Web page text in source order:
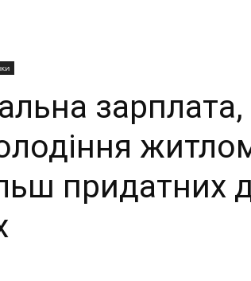
зарплата,
придатних